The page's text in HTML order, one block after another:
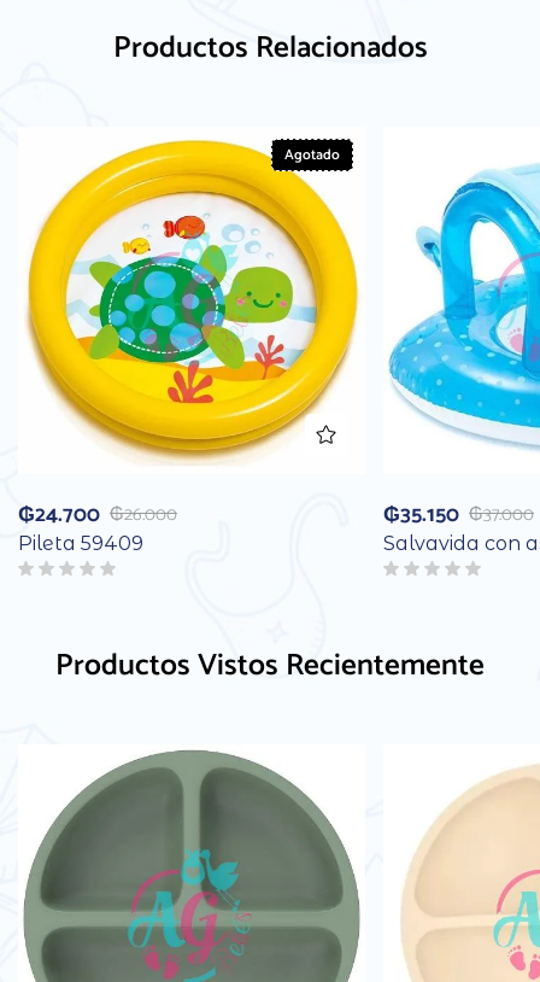
Productos Relacionados
Agotado
₲26.000
₲24.700
Pileta 59409
₲37.000
₲35.150
Salvavida con
Productos Vistos Recientemente